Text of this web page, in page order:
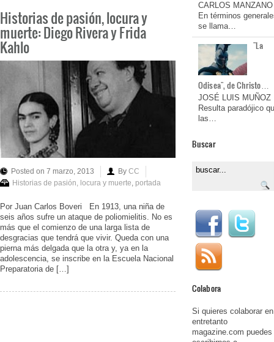
Historias de pasión, locura y
muerte: Diego Rivera y Frida
Kahlo
Posted on 7 marzo, 2013 By CC
Historias de pasión, locura y muerte, portada
Por Juan Carlos Boveri En 1913, una niña de
seis años sufre un ataque de poliomielitis. No es
más que el comienzo de una larga lista de
desgracias que tendrá que vivir. Queda con una
pierna más delgada que la otra y, ya en la
adolescencia, se inscribe en la Escuela Nacional
Preparatoria de […]
CARLOS MANZANO
En términos
se llama…
"La
Odisea", de Christo…
JOSÉ LUIS MUÑOZ
Resulta paradójico
las…
Buscar
Colabora
Si quieres colaborar en
entretanto
magazine.com puedes